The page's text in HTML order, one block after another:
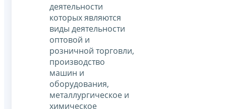
деятельности
которых являются
виды деятельности
оптовой и
розничной торговли,
производство
машин и
оборудования,
металлургическое и
химическое